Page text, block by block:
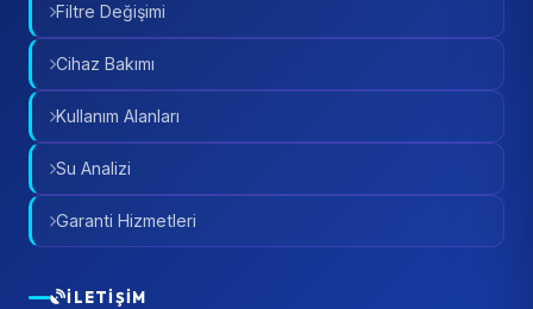
Filtre Değişimi
Cihaz Bakımı
Kullanım Alanları
Su Analizi
Garanti Hizmetleri
İLETIŞIM